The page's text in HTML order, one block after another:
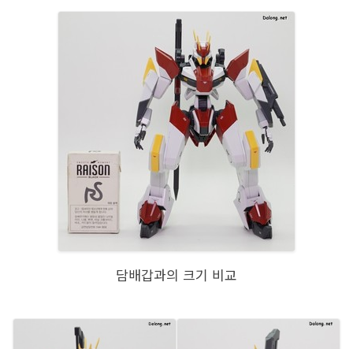
담배갑과의 크기 비교